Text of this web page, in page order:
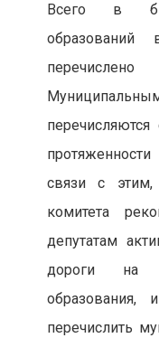
Всего в
связи с этим,
комитета
депутатам
дороги на
образования,
перечислить